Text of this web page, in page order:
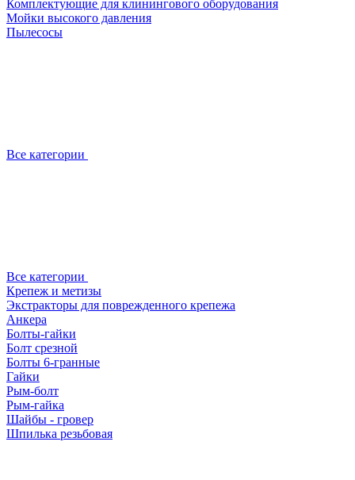
Комплектующие для клинингового оборудования
Мойки высокого давления
Пылесосы
Все категории
Все категории
Крепеж и метизы
Экстракторы для поврежденного крепежа
Анкера
Болты-гайки
Болт срезной
Болты 6-гранные
Гайки
Рым-болт
Рым-гайка
Шайбы - гровер
Шпилька резьбовая